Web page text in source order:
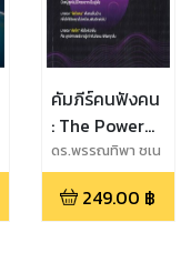
คัมภีร์คนฟังคน
: The Power
of Listening
ดร.พรรณทิพา ชเน
ศร์
249.00 ฿